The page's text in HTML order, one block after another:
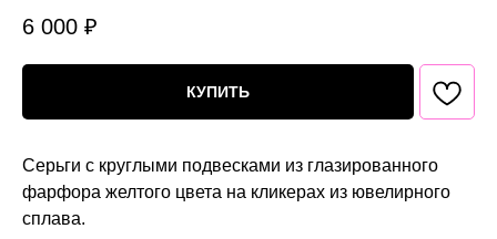
6 000 ₽
КУПИТЬ
Серьги с круглыми подвесками из глазированного
фарфора желтого цвета на кликерах из ювелирного
сплава.